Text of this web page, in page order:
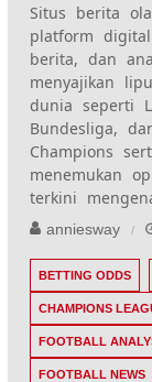
Situs berita
platform
berita, dan
menyajikan
dunia seperti
Bundesliga,
Champions
menemukan
terkini
anniesway
BETTING ODDS
CHAMPIONS
FOOTBALL
FOOTBALL NEWS